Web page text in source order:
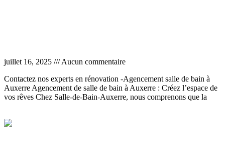
juillet 16, 2025
Aucun commentaire
Contactez nos experts en rénovation -Agencement salle de bain à
Auxerre Agencement de salle de bain à Auxerre : Créez l’espace de
vos rêves Chez Salle-de-Bain-Auxerre, nous comprenons que la